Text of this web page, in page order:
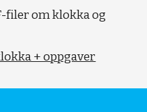
filer om klokka og
+ oppgaver